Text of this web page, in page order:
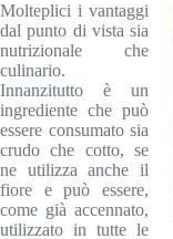
Molteplici i vantaggi
dal punto di vista sia
nutrizionale che
culinario.
Innanzitutto è un
ingrediente che può
essere consumato sia
crudo che cotto, se
ne utilizza anche il
fiore e può essere,
come già accennato,
utilizzato in tutte le